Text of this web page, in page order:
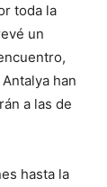
toda la
un
han
a las de
hasta la